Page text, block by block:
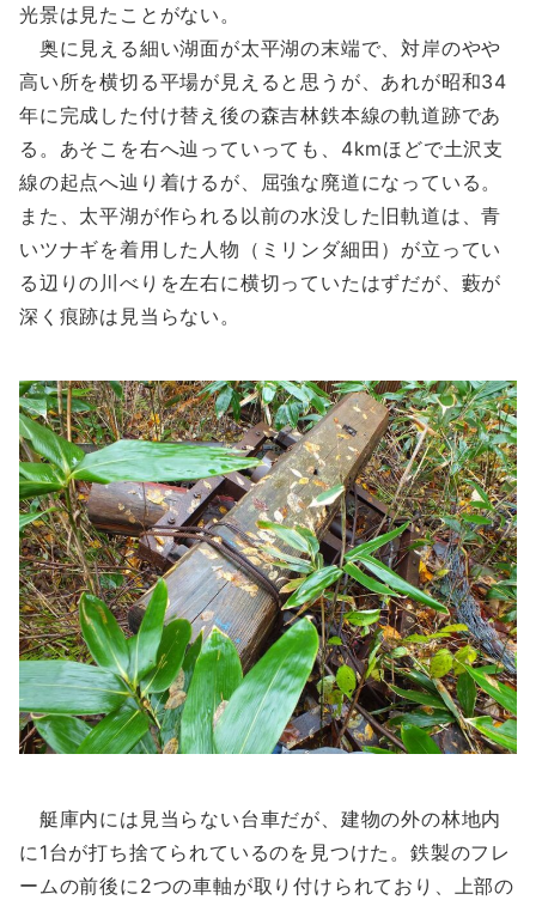
光景は見たことがない。
奥に見える細い湖面が太平湖の末端で、対岸のやや
高い所を横切る平場が見えると思うが、あれが昭和34
年に完成した付け替え後の森吉林鉄本線の軌道跡であ
る。あそこを右へ辿っていっても、4kmほどで土沢支
線の起点へ辿り着けるが、屈強な廃道になっている。
また、太平湖が作られる以前の水没した旧軌道は、青
いツナギを着用した人物（ミリンダ細田）が立ってい
る辺りの川べりを左右に横切っていたはずだが、藪が
深く痕跡は見当らない。
艇庫内には見当らない台車だが、建物の外の林地内
に1台が打ち捨てられているのを見つけた。鉄製のフレ
ームの前後に2つの車軸が取り付けられており、上部の